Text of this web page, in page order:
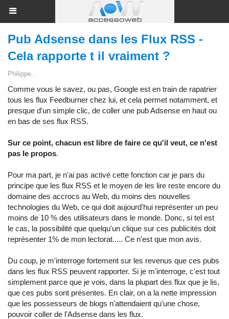
Pub Adsense dans les Flux RSS -
Cela rapporte t il vraiment ?
Philippe .
Comme vous le savez, ou pas, Google est en train de rapatrier
tous les flux Feedburner chez lui, et cela permet notamment, et
presque d'un simple clic, de coller une pub Adsense en haut ou
en bas de ses flux RSS.
Sur ce point, chacun est libre de faire ce qu'il veut, ce n'est
pas le propos.
Pour ma part, je n'ai pas activé cette fonction car je pars du
principe que les flux RSS et le moyen de les lire reste encore du
domaine des accrocs au Web, du moins des nouvelles
technologies du Web, ce qui doit aujourd'hui représenter un peu
moins de 10 % des utilisateurs dans le monde. Donc, si tel est
le cas, la possibilité que quelqu'un clique sur ces publicités doit
représenter 1% de mon lectorat..... Ce n'est que mon avis.
Du coup, je m'interroge fortement sur les revenus que ces pubs
dans les flux RSS peuvent rapporter. Si je m'interroge, c'est tout
simplement parce que je vois, dans la plupart des flux que je lis,
que ces pubs sont présentes. En clair, on a la nette impression
que les possesseurs de blogs n'attendaient qu'une chose,
pouvoir coller de l'Adsense dans les flux.